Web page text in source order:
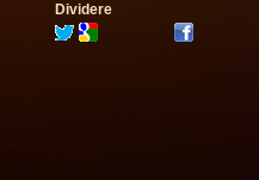
Dividere